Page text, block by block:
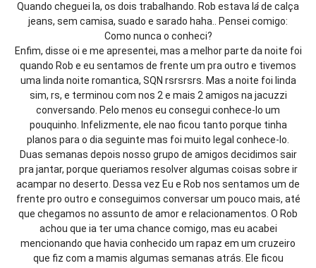
Quando cheguei la, os dois trabalhando. Rob estava l áde calça
jeans, sem camisa, suado e sarado haha.. Pensei comigo:
Como nunca o conheci?
Enfim, disse oi e me apresentei, mas a melhor parte da noite foi
quando Rob e eu sentamos de frente um pra outro e tivemos
uma linda noite romantica, SQN rsrsrsrs. Mas a noite foi linda
sim, rs, e terminou com nos 2 e mais 2 amigos na jacuzzi
conversando. Pelo menos eu consegui conhece-lo um
pouquinho. Infelizmente, ele nao ficou tanto porque tinha
planos para o dia seguinte mas foi muito legal conhece-lo.
Duas semanas depois nosso grupo de amigos decidimos sair
pra jantar, porque queriamos resolver algumas coisas sobre ir
acampar no deserto. Dessa vez Eu e Rob nos sentamos um de
frente pro outro e conseguimos conversar um pouco mais, até
que chegamos no assunto de amor e relacionamentos. O Rob
achou que ia ter uma chance comigo, mas eu acabei
mencionando que havia conhecido um rapaz em um cruzeiro
que fiz com a mamis algumas semanas atrás. Ele ficou